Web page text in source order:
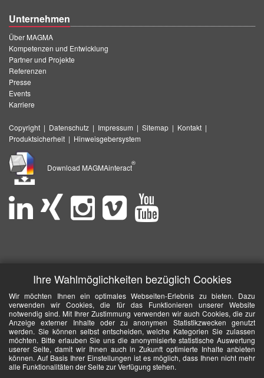
Unternehmen
Über MAGMA
Kompetenzen und Entwicklung
Partner und Projekte
Referenzen
Presse
Events
Karriere
Copyright | Datenschutz | Impressum | Sitemap | Kontakt |
Produktsicherheit | Hinweisgebersystem
Download MAGMAinteract
®
Ihre Wahlmöglichkeiten bezüglich Cookies
Wir möchten Ihnen ein optimales Webseiten-Erlebnis zu bieten. Dazu
verwenden wir Cookies, die für das Funktionieren unserer Website
notwendig sind. Mit Ihrer Zustimmung verwenden wir auch Cookies, die zur
Anzeige externer Inhalte oder zu anonymen Statistikzwecken genutzt
werden. Sie können selbst entscheiden, welche Kategorien Sie zulassen
möchten. Bitte erlauben Sie uns die anonymisierte statistische Auswertung
userer Seite, damit wir Ihnen auch in Zukunft optimierte Inhalte anbieten
können. Auf Basis Ihrer Einstellungen ist es möglich, dass Ihnen nicht mehr
alle Funktionalitäten der Seite zur Verfügung stehen.